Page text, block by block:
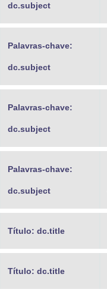
dc.subject
Palavras-chave:
dc.subject
Palavras-chave:
dc.subject
Palavras-chave:
dc.subject
Título: dc.title
Título: dc.title